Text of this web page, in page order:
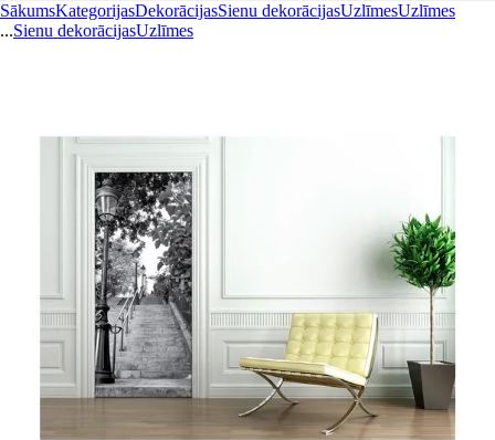
SākumsKategorijasDekorācijasSienu dekorācijasUzlīmesUzlīmes
...Sienu dekorācijasUzlīmes